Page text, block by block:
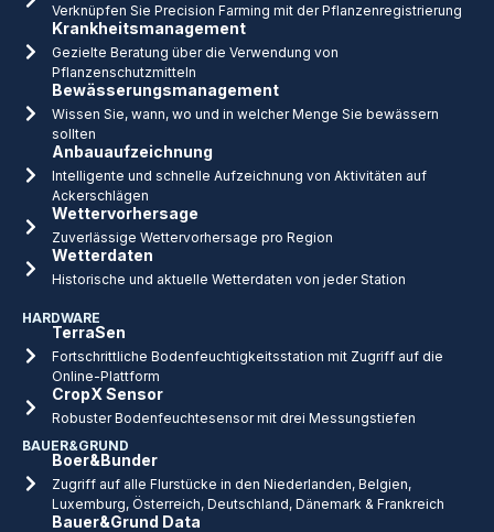
Verknüpfen Sie Precision Farming mit der Pflanzenregistrierung
Krankheitsmanagement
Gezielte Beratung über die Verwendung von
Pflanzenschutzmitteln
Bewässerungsmanagement
Wissen Sie, wann, wo und in welcher Menge Sie bewässern
sollten
Anbauaufzeichnung
Intelligente und schnelle Aufzeichnung von Aktivitäten auf
Ackerschlägen
Wettervorhersage
Zuverlässige Wettervorhersage pro Region
Wetterdaten
Historische und aktuelle Wetterdaten von jeder Station
HARDWARE
TerraSen
Fortschrittliche Bodenfeuchtigkeitsstation mit Zugriff auf die
Online-Plattform
CropX Sensor
Robuster Bodenfeuchtesensor mit drei Messungstiefen
BAUER&GRUND
Boer&Bunder
Zugriff auf alle Flurstücke in den Niederlanden, Belgien,
Luxemburg, Österreich, Deutschland, Dänemark & Frankreich
Bauer&Grund Data